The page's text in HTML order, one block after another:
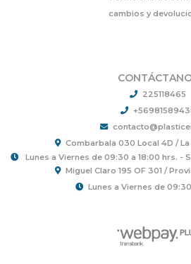
cambios y
225118465
Combarbala 030 Local 4D /
Lunes a Viernes de 09:30 a 18:00 hrs. -
Miguel Claro 195 OF 301 /
Lunes a Viernes de